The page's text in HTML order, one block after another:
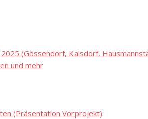
(Gössendorf, Kalsdorf,
und mehr
(Präsentation Vorprojekt)